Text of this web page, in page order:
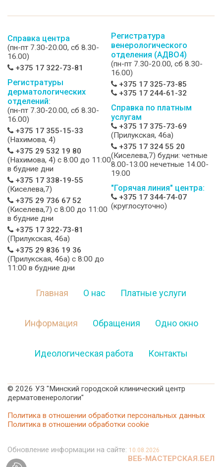
Справка центра
(пн-пт 7.30-20.00, сб 8.30-
16.00)
+375 17 322-73-81
Регистратуры
дерматологических
отделений:
(пн-пт 7.30-20.00, сб 8.30-
16.00)
+375 17 355-15-33
(Нахимова, 4)
+375 29 532 19 80
(Нахимова, 4) c 8:00 до 11:00
в будние дни
+375 17 338-19-55
(Киселева,7)
+375 29 736 67 52
(Киселева,7) c 8:00 до 11:00
в будние дни
+375 17 322-73-81
(Прилукская, 46а)
+375 29 836 19 36
(Прилукская, 46а) c 8:00 до
11:00 в будние дни
Регистратура
венерологического
отделения (АДВО4)
(пн-пт 7.30-20.00, сб 8.30-
16.00)
+375 17 325-73-85
+375 17 244-61-32
Справка по платным
услугам
+375 17 375-73-69
(Прилукская, 46а)
+375 17 324 55 20
(Киселева,7) будни: четные
8.00-13.00 нечетные 14.00-
19.00
"Горячая линия" центра:
+375 17 344-74-07
(круглосуточно)
Главная О нас Платные услуги
Информация Обращения Одно окно
Идеологическая работа Контакты
© 2026 УЗ "Минский городской клинический центр
дерматовенерологии"
Политика в отношении обработки персональных данных
Политика в отношении обработки cookie
Обновление информации на сайте: 10.08.2026
ВЕБ-МАСТЕРСКАЯ.БЕЛ